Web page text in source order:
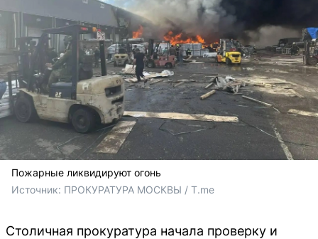
Пожарные ликвидируют огонь
Источник: ПРОКУРАТУРА МОСКВЫ / T.me
Столичная прокуратура начала проверку и